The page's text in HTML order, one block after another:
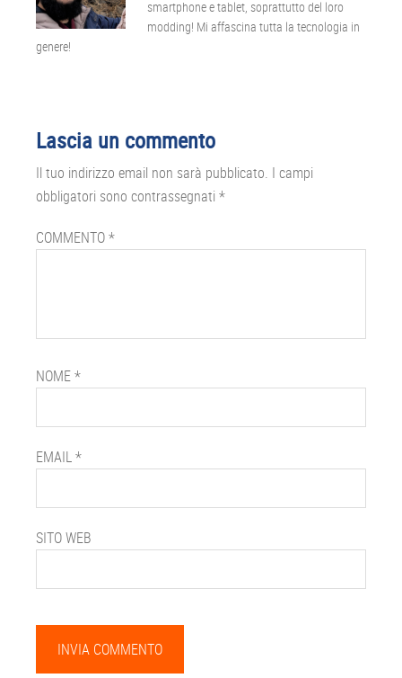
smartphone e tablet, soprattutto del loro
modding! Mi affascina tutta la tecnologia in
genere!
Interazioni
del
lettore
Lascia un commento
Il tuo indirizzo email non sarà pubblicato. I campi
obbligatori sono contrassegnati *
COMMENTO*
NOME*
EMAIL*
SITO WEB